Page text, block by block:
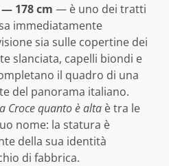
178 cm — è uno dei tratti
immediatamente
sia sulle copertine dei
slanciata, capelli biondi e
il quadro di una
del panorama italiano.
Croce quanto è alta è tra le
nome: la statura è
della sua identità
di fabbrica.